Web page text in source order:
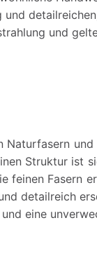
und
Naturfasern
Struktur ist
feinen Fasern
detailreich
eine